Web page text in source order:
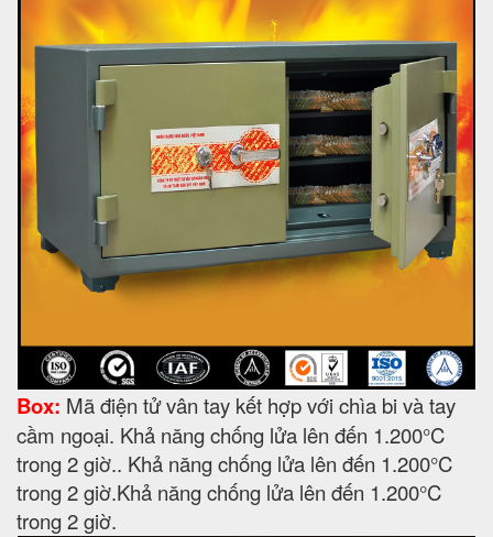
Box: Mã điện tử vân tay kết hợp với chìa bi và tay
cầm ngoại. Khả năng chống lửa lên đến 1.200°C
trong 2 giờ.. Khả năng chống lửa lên đến 1.200°C
trong 2 giờ.Khả năng chống lửa lên đến 1.200°C
trong 2 giờ.